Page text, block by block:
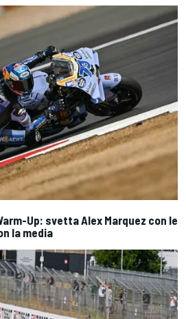
Up: svetta Alex Marquez con le
la media